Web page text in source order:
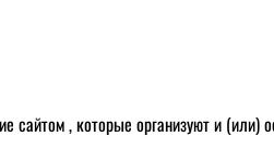
, которые организуют и